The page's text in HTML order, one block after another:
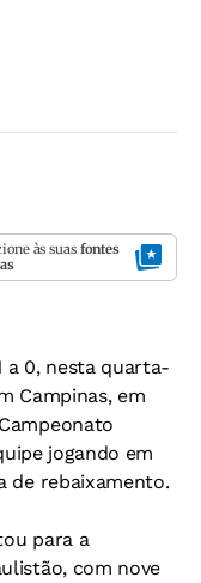
às suas fontes
a 0, nesta quarta-
Campinas, em
jogando em
de rebaixamento.
para a
com nove